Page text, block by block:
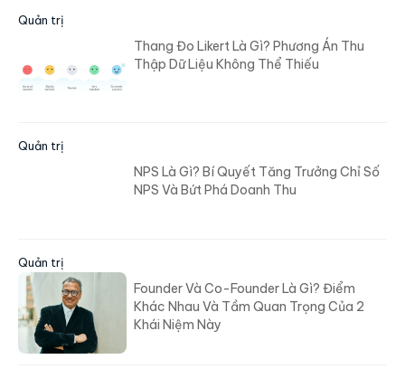
Thang Đo Likert Là Gì? Phương Án Thu
Thập Dữ Liệu Không Thể Thiếu
NPS Và Bứt Phá Doanh Thu
Khác Nhau Và Tầm Quan Trọng Của 2
Khái Niệm Này